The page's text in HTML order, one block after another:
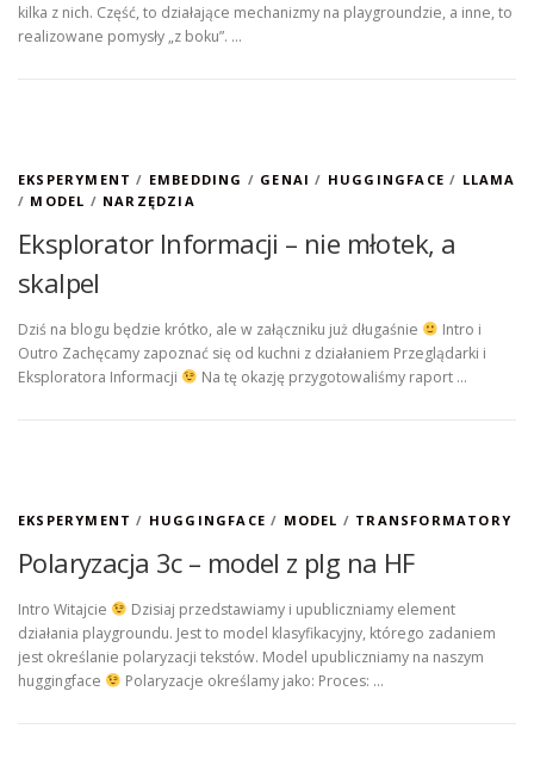
kilka z nich. Część, to działające mechanizmy na playgroundzie, a inne, to
realizowane pomysły „z boku”. …
EKSPERYMENT / EMBEDDING / GENAI / HUGGINGFACE / LLAMA
/ MODEL / NARZĘDZIA
Eksplorator Informacji – nie młotek, a
skalpel
Dziś na blogu będzie krótko, ale w załączniku już długaśnie
Intro i
Outro Zachęcamy zapoznać się od kuchni z działaniem Przeglądarki i
Eksploratora Informacji
Na tę okazję przygotowaliśmy raport …
EKSPERYMENT / HUGGINGFACE / MODEL / TRANSFORMATORY
Polaryzacja 3c – model z plg na HF
Intro Witajcie
Dzisiaj przedstawiamy i upubliczniamy element
działania playgroundu. Jest to model klasyfikacyjny, którego zadaniem
jest określanie polaryzacji tekstów. Model upubliczniamy na naszym
huggingface
Polaryzacje określamy jako: Proces: …